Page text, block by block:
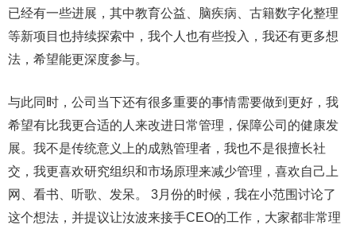
已经有一些进展，其中教育公益、脑疾病、古籍数字化整理
等新项目也持续探索中，我个人也有些投入，我还有更多想
法，希望能更深度参与。
与此同时，公司当下还有很多重要的事情需要做到更好，我
希望有比我更合适的人来改进日常管理，保障公司的健康发
展。我不是传统意义上的成熟管理者，我也不是很擅长社
交，我更喜欢研究组织和市场原理来减少管理，喜欢自己上
网、看书、听歌、发呆。 3月份的时候，我在小范围讨论了
这个想法，并提议让汝波来接手CEO的工作，大家都非常理